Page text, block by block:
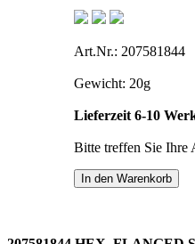
Art.Nr.: 207581844
Gewicht: 20g
Lieferzeit 6-10
Bitte treffen Sie Ihre